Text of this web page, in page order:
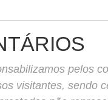
pelos
visitantes, sendo